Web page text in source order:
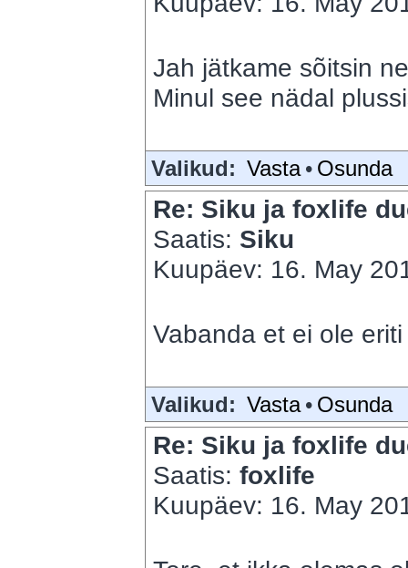
Jah jätkame sõitsin
Minul see nädal
Valikud: Vasta • Osunda
Re: Siku ja foxlife
Saatis: Siku
Kuupäev: 16. May
Vabanda et ei ole
Valikud: Vasta • Osunda
Re: Siku ja foxlife
Saatis: foxlife
Kuupäev: 16. May